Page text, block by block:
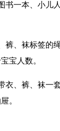
一本、小儿人
、袜标签的绳
宝人数。
、裤、袜一套
。